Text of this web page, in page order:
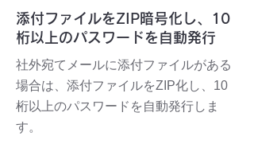
添付ファイルをZIP暗号化し、10
桁以上のパスワードを自動発行
社外宛てメールに添付ファイルがある
場合は、添付ファイルをZIP化し、10
桁以上のパスワードを自動発行しま
す。